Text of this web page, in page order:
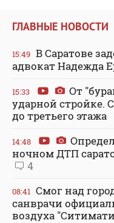
ГЛАВНЫЕ НОВОСТИ
15:49 В Саратове
адвокат Надежда
15:33
От
ударной стройке.
до третьего этажа
14:48
ночном ДТП
4
08:41 Смог над
санврачи
воздуха